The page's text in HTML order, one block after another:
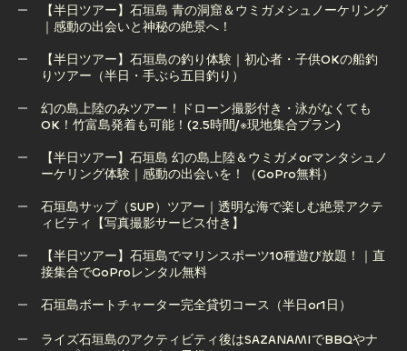
【半日ツアー】石垣島 幻の島上陸＋サンゴ礁シュノーケリン
グツアー（GoPro無料）
【半日ツアー】石垣島 青の洞窟＆ウミガメシュノーケリング
｜感動の出会いと神秘の絶景へ！
【半日ツアー】石垣島 青の洞窟＆ウミガメシュノーケリング
【半日ツアー】石垣島の釣り体験｜初心者・子供OKの船釣
りツアー（半日・手ぶら五目釣り）
【半日ツアー】石垣島の釣り体験｜初心者・子供OKの船釣
幻の島上陸のみツアー！ドローン撮影付き・泳がなくても
OK！竹富島発着も可能！(2.5時間/※現地集合プラン)
幻の島上陸のみツアー！ドローン撮影付き・泳がなくても
【半日ツアー】石垣島 幻の島上陸＆ウミガメorマンタシュノ
ーケリング体験｜感動の出会いを！（GoPro無料）
【半日ツアー】石垣島 幻の島上陸＆ウミガメorマンタシュノ
石垣島サップ（SUP）ツアー｜透明な海で楽しむ絶景アクテ
ィビティ【写真撮影サービス付き】
石垣島サップ（SUP）ツアー｜透明な海で楽しむ絶景アクテ
【半日ツアー】石垣島でマリンスポーツ10種遊び放題！｜直
接集合でGoProレンタル無料
接集合でGoProレンタル無料
石垣島ボートチャーター完全貸切コース（半日or1日）
石垣島ボートチャーター完全貸切コース（半日or1日）
ライズ石垣島のアクティビティ後はSAZANAMIでBBQやナ